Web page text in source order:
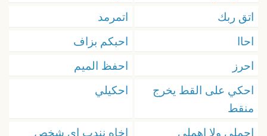
اتق ربك
اتمرمد
احاا
احبكم بزاف
احرز
احفظ الميم
احكي على القط يخرج
منقط
احكيلي
احملي ولا اهملي
اخاه نندب اي شخص